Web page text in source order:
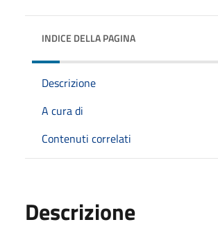
INDICE DELLA PAGINA
Descrizione
A cura di
Contenuti correlati
Descrizione